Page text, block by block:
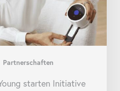
Partnerschaften
starten Initiative